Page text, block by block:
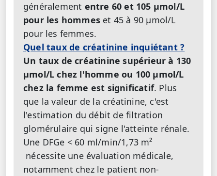
généralement entre 60 et 105 μmol/L
pour les hommes et 45 à 90 μmol/L
pour les femmes.
Quel taux de créatinine inquiétant ?
Un taux de créatinine supérieur à 130
μmol/L chez l'homme ou 100 μmol/L
chez la femme est significatif. Plus
que la valeur de la créatinine, c'est
l'estimation du débit de filtration
glomérulaire qui signe l'atteinte rénale.
Une DFGe < 60 ml/min/1,73 m²
nécessite une évaluation médicale,
notamment chez le patient non-